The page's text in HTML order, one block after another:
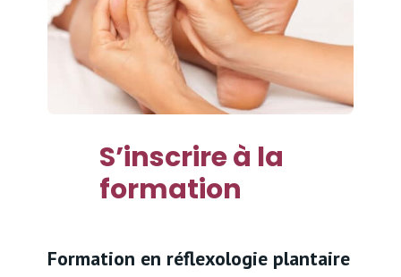
S’inscrire à la
formation
Formation en réflexologie plantaire